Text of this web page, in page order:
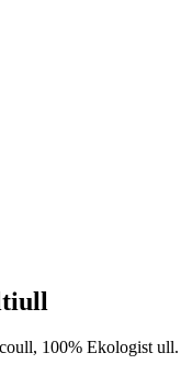
100% Ekologist